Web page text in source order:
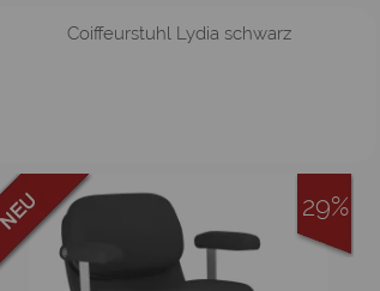
Coiffeurstuhl Lydia schwarz
29%